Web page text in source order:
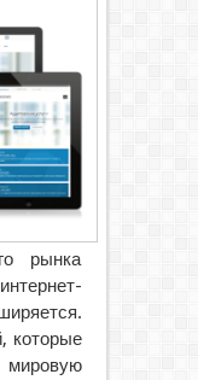
рынка
которые
мировую